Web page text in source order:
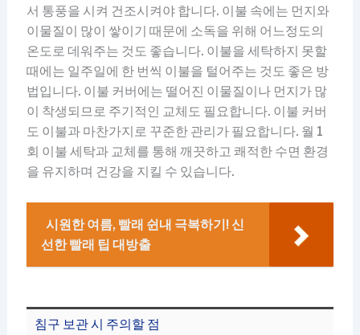
서 통풍을 시켜 건조시켜야 합니다. 이불 속에는 먼지와
이물질이 많이 쌓이기 때문에 소독을 위해 어느정도의
온도로 데워주는 것도 좋습니다. 이불을 세탁하지 못할
때에는 일주일에 한 번씩 이불을 털어주는 것도 좋은 방
법입니다. 이불 커버에는 떨어진 이물질이나 먼지가 많
이 착생되므로 주기적인 교체도 필요합니다. 이불 커버
도 이불과 마찬가지로 꾸준한 관리가 필요합니다. 월 1
회 이불 세탁과 교체를 통해 깨끗하고 쾌적한 수면 환경
을 유지하며 건강을 지킬 수 있습니다.
시원한 여름, 빨래 쉰내 극복하기! 신
선한 빨래 팁 대방출
침구 보관 시 주의할 점